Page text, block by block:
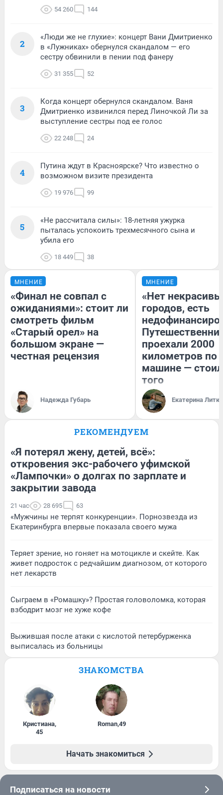
54 260 144
2
«Люди же не глухие»: концерт Вани Дмитриенко
в «Лужниках» обернулся скандалом — его
сестру обвинили в пении под фанеру
31 355 52
3
Когда концерт обернулся скандалом. Ваня
Дмитриенко извинился перед Линочкой Ли за
выступление сестры под ее голос
22 248 24
4
Путина ждут в Красноярске? Что известно о
возможном визите президента
19 976 99
5
«Не рассчитала силы»: 18-летняя ужурка
пыталась успокоить трехмесячного сына и
убила его
18 449 38
МНЕНИЕ
«Финал не совпал с
ожиданиями»: стоит ли
смотреть фильм
«Старый орел» на
большом экране —
честная рецензия
Надежда Губарь
МНЕНИЕ
«Нет
городов, есть
проехали 2000
километров по
машине —
того
Екатерина
РЕКОМЕНДУЕМ
«Я потерял жену, детей, всё»:
откровения экс-рабочего уфимской
«Лампочки» о долгах по зарплате и
закрытии завода
21 час 28 695 63
«Мужчины не терпят конкуренции». Порнозвезда из
Екатеринбурга впервые показала своего мужа
Теряет зрение, но гоняет на мотоцикле и скейте. Как
живет подросток с редчайшим диагнозом, от которого
нет лекарств
Сыграем в «Ромашку»? Простая головоломка, которая
взбодрит мозг не хуже кофе
Выжившая после атаки с кислотой петербурженка
выписалась из больницы
ЗНАКОМСТВА
Кристиана,
45
Roman,49
Начать знакомиться
Подписаться на новости